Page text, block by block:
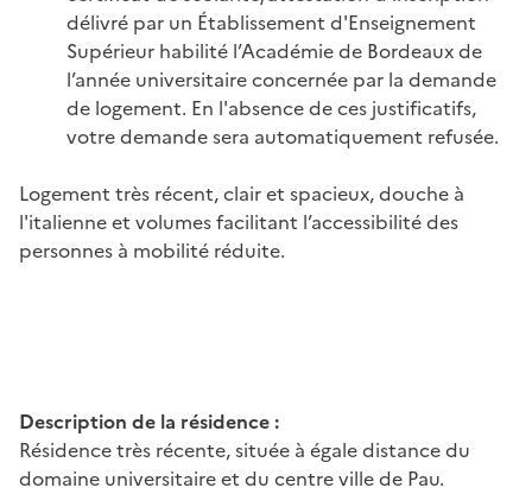
délivré par un Établissement d'Enseignement
Supérieur habilité l’Académie de Bordeaux de
l’année universitaire concernée par la demande
de logement. En l'absence de ces justificatifs,
votre demande sera automatiquement refusée.
Logement très récent, clair et spacieux, douche à
l'italienne et volumes facilitant l’accessibilité des
personnes à mobilité réduite.
Description de la résidence :
Résidence très récente, située à égale distance du
domaine universitaire et du centre ville de Pau.